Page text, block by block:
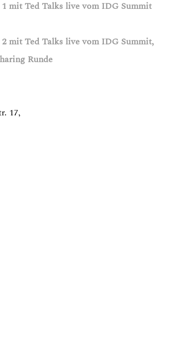
Teil 1 mit Ted Talks live vom IDG Summit
Teil 2 mit Ted Talks live vom IDG Summit,
Sharing Runde
17,